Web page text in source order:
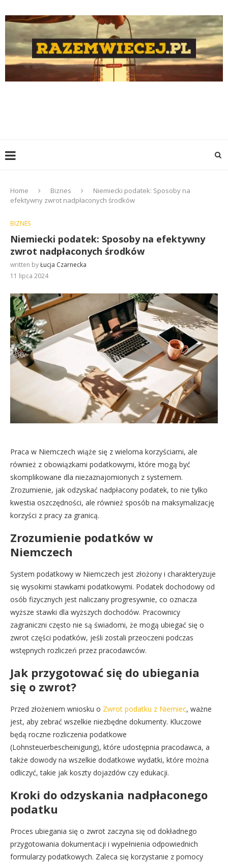
Home Biznes
Niemiecki podatek: Sposoby na
efektywny zwrot nadpłaconych środków
BIZNES
Niemiecki podatek: Sposoby na efektywny
zwrot nadpłaconych środków
written byŁucja Czarnecka
11 lipca 2024
Praca w Niemczech wiąże się z wieloma korzyściami, ale
również z obowiązkami podatkowymi, które mogą być
skomplikowane dla niezaznajomionych z systemem.
Zrozumienie, jak odzyskać nadpłacony podatek, to nie tylko
kwestia oszczędności, ale również sposób na maksymalizację
korzyści z pracy za granicą.
Zrozumienie podatków w
Niemczech
System podatkowy w Niemczech jest złożony i charakteryzuje
się wysokimi stawkami podatkowymi. Podatek dochodowy od
osób fizycznych jest naliczany progresywnie, co oznacza
wyższe stawki dla wyższych dochodów. Pracownicy
zagraniczni często nie są świadomi, że mogą ubiegać się o
zwrot części podatków, jeśli zostali przeoczeni podczas
wstępnych rozliczeń przez pracodawców.
Jak przygotować się do ubiegania
się o zwrot?
Przed złożeniem wniosku o Zwrot podatku z Niemiec, ważne
jest, aby zebrać wszelkie niezbędne dokumenty. Kluczowe
będą roczne rozliczenia podatkowe
(Lohnsteuerbescheinigung), które udostępnia pracodawca, a
także dowody na wszelkie dodatkowe wydatki, które można
odliczyć, takie jak koszty dojazdów czy edukacji.
Kroki do odzyskania nadpłaconego
podatku
Proces ubiegania się o zwrot zaczyna się od dokładnego
przygotowania dokumentacji i wypełnienia odpowiednich
formularzy podatkowych. Zaleca się korzystanie z pomocy